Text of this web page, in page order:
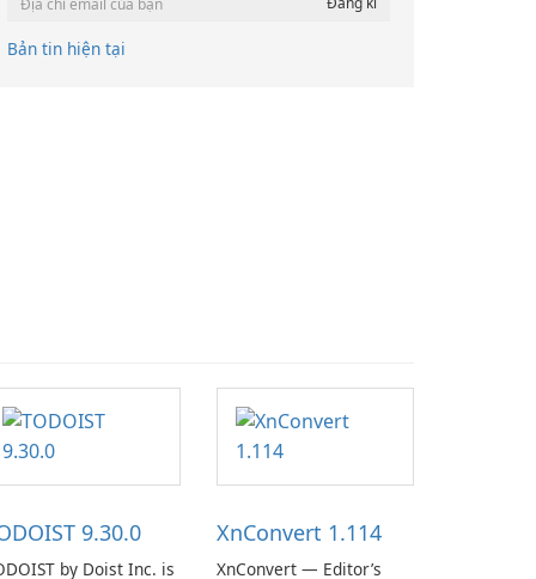
Bản tin hiện tại
9.30.0
by Doist Inc. is
XnConvert 1.114
XnConvert — Editor’s